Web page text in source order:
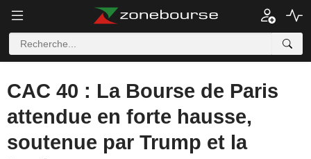
CAC 40 : La Bourse de Paris
attendue en forte hausse,
soutenue par Trump et la